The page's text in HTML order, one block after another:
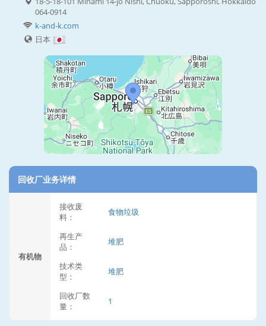
064-0914
k-and-k.com
日本
回收厂业务详情
有机物
接收废
料：
食物垃圾
再生产
品：
堆肥
技术类
型：
堆肥
回收厂数
量：
1